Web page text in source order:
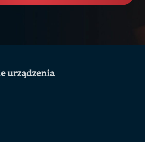
urządzenia